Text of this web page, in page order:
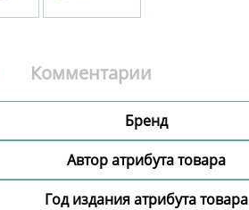
Комментарии
Бренд
Автор атрибута товара
Год издания атрибута товара